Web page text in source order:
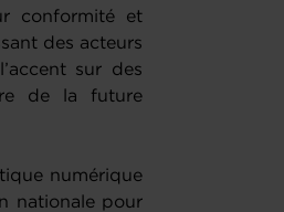
conformité et
des acteurs
sur des
de la future
numérique
nationale pour